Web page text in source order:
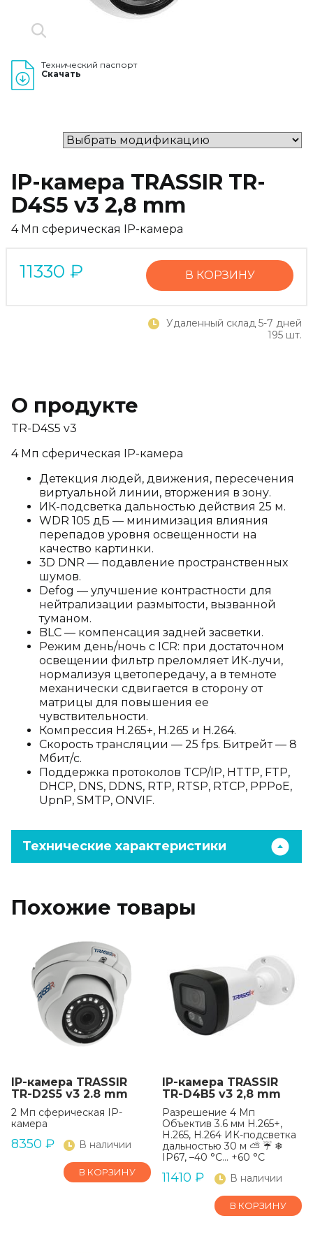
Технический паспорт
Скачать
IP-камера TRASSIR TR-
D4S5 v3 2,8 mm
4 Мп сферическая IP-камера
11330 ₽ В КОРЗИНУ
Удаленный склад 5-7 дней
195 шт.
О продукте
TR-D4S5 v3
4 Мп сферическая IP-камера
Детекция людей, движения, пересечения
виртуальной линии, вторжения в зону.
ИК-подсветка дальностью действия 25 м.
WDR 105 дБ — минимизация влияния
перепадов уровня освещенности на
качество картинки.
3D DNR — подавление пространственных
шумов.
Defog — улучшение контрастности для
нейтрализации размытости, вызванной
туманом.
BLC — компенсация задней засветки.
Режим день/ночь с ICR: при достаточном
освещении фильтр преломляет ИК-лучи,
нормализуя цветопередачу, а в темноте
механически сдвигается в сторону от
матрицы для повышения ее
чувствительности.
Компрессия H.265+, H.265 и H.264.
Скорость трансляции — 25 fps. Битрейт — 8
Мбит/с.
Поддержка протоколов TCP/IP, HTTP, FTP,
DHCP, DNS, DDNS, RTP, RTSP, RTCP, PPPoE,
UpnP, SMTP, ONVIF.
Технические характеристики
Похожие товары
IP-камера TRASSIR
TR-D2S5 v3 2.8 mm
2 Мп сферическая IP-
камера
8350 ₽ В наличии
В КОРЗИНУ
IP-камера TRASSIR
TR-D4B5 v3 2,8 mm
Разрешение 4 Мп
Объектив 3.6 мм H.265+,
H.265, H.264 ИК-подсветка
дальностью 30 м ⛅ ☔ ❄
IP67, –40 °C… +60 °C
11410 ₽ В наличии
В КОРЗИНУ